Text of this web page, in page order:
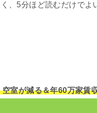
、5分ほど読むだけで
空室が減る＆年60万家賃